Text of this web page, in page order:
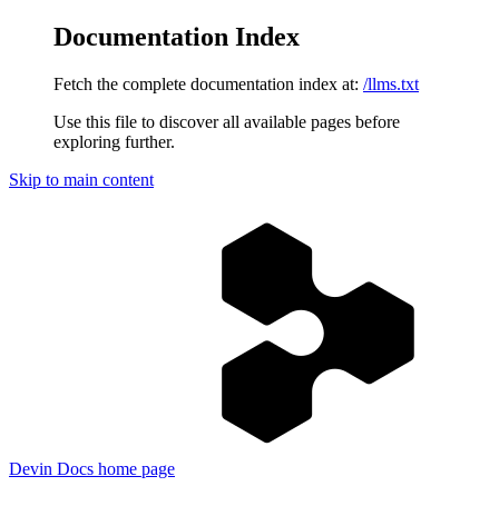
Documentation Index
Fetch the complete documentation index at: /llms.txt
Use this file to discover all available pages before
exploring further.
Skip to main content
Devin Docs home page